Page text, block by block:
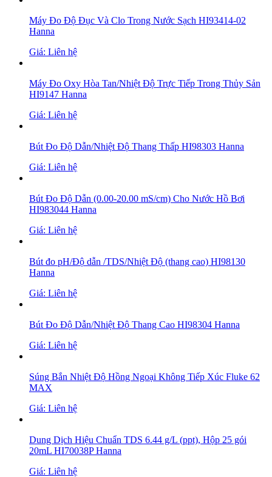
Máy Đo Độ Đục Và Clo Trong Nước Sạch HI93414-02
Hanna
Giá: Liên hệ
Máy Đo Oxy Hòa Tan/Nhiệt Độ Trực Tiếp Trong Thủy Sản
HI9147 Hanna
Giá: Liên hệ
Bút Đo Độ Dẫn/Nhiệt Độ Thang Thấp HI98303 Hanna
Giá: Liên hệ
Bút Đo Độ Dẫn (0.00-20.00 mS/cm) Cho Nước Hồ Bơi
HI983044 Hanna
Giá: Liên hệ
Bút đo pH/Độ dẫn /TDS/Nhiệt Độ (thang cao) HI98130
Hanna
Giá: Liên hệ
Bút Đo Độ Dẫn/Nhiệt Độ Thang Cao HI98304 Hanna
Giá: Liên hệ
Súng Bắn Nhiệt Độ Hồng Ngoại Không Tiếp Xúc Fluke 62
MAX
Giá: Liên hệ
Dung Dịch Hiệu Chuẩn TDS 6.44 g/L (ppt), Hộp 25 gói
20mL HI70038P Hanna
Giá: Liên hệ